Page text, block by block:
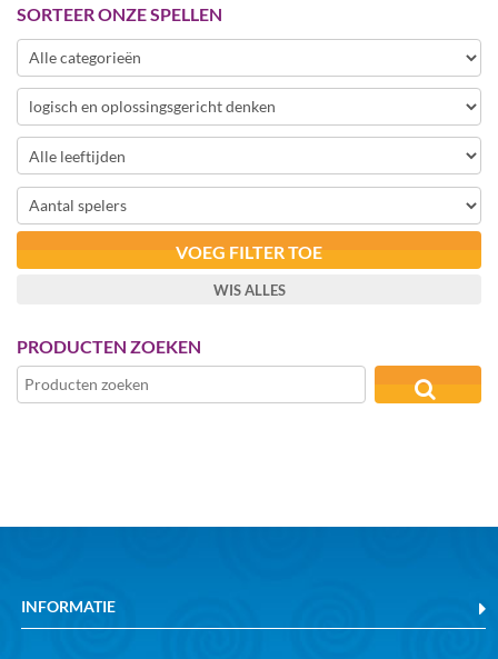
SORTEER ONZE SPELLEN
VOEG FILTER TOE
WIS ALLES
PRODUCTEN ZOEKEN
INFORMATIE